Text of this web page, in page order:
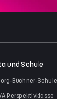
und Schule
Büchner-Schule
Perspektivklasse